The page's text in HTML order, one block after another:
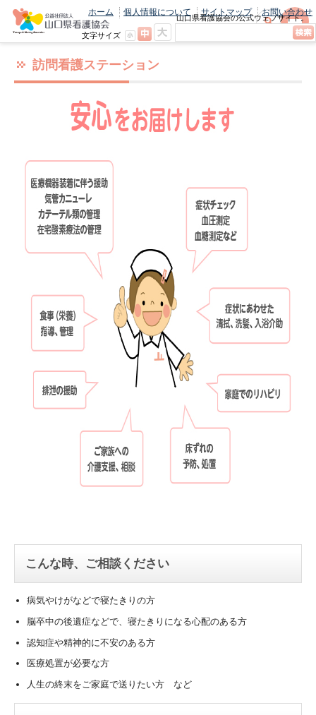
山口県看護協会の公式ウェブサイト。
最新のニュースやお知らせをいち早くお
ホーム 個人情報について サイトマップ お問い合わせ
文字サイズ
訪問看護ステーション
こんな時、ご相談ください
病気やけがなどで寝たきりの方
脳卒中の後遺症などで、寝たきりになる心配のある方
認知症や精神的に不安のある方
医療処置が必要な方
人生の終末をご家庭で送りたい方 など